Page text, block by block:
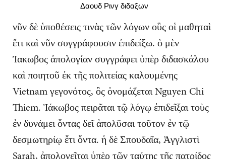
Δαουδ Ρινγ διδαξων
νῦν δὲ ὑποθέσεις τινὰς τῶν λόγων οὓς οἱ μαθηταὶ
ἔτι καὶ νῦν συγγράφουσιν ἐπιδείξω. ὁ μὲν
Ἰακωβος ἀπολογίαν συγγράφει ὑπὲρ διδασκάλου
καὶ ποιητοῦ ἐκ τῆς πολιτείας καλουμένης
Vietnam γεγονότος, ὃς ὀνομάζεται Nguyen Chi
Thiem. Ἰάκωβος πειρᾶται τῷ λόγῳ ἐπιδεῖξαι τοὺς
ἐν δυνάμει ὄντας δεῖ ἀπολῦσαι τοῦτον ἐν τῷ
δεσμωτηρίῳ ἔτι ὄντα. ἡ δὲ Σπουδαῖα, Ἀγγλιστὶ
Sarah, ἀπολογεῖται ὑπὲρ τῶν ταύτης τῆς πατρίδος